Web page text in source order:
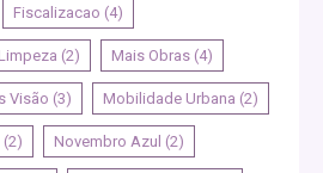
Fiscalizacao (4)
Limpeza (2) Mais Obras (4)
Visão (3) Mobilidade Urbana (2)
(2) Novembro Azul (2)